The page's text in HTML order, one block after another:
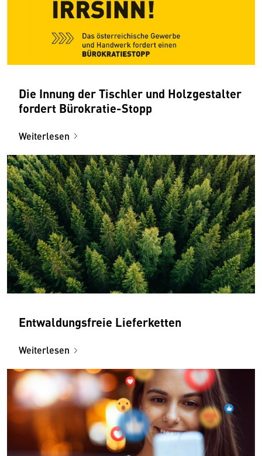
Die Innung der Tischler und Holzgestalter
fordert Bürokratie-Stopp
Weiterlesen
Entwaldungsfreie Lieferketten
Weiterlesen